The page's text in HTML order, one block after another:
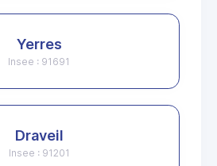
Yerres
Insee : 91691
Draveil
Insee : 91201